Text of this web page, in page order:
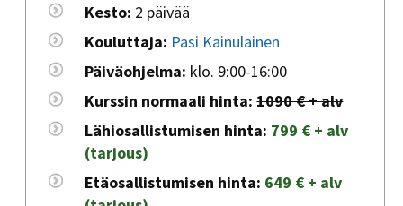
Kesto: 2 päivää
Kouluttaja: Pasi Kainulainen
Päiväohjelma: klo. 9:00-16:00
Kurssin normaali hinta: 1090 € + alv
Lähiosallistumisen hinta: 799 € + alv
(tarjous)
Etäosallistumisen hinta: 649 € + alv